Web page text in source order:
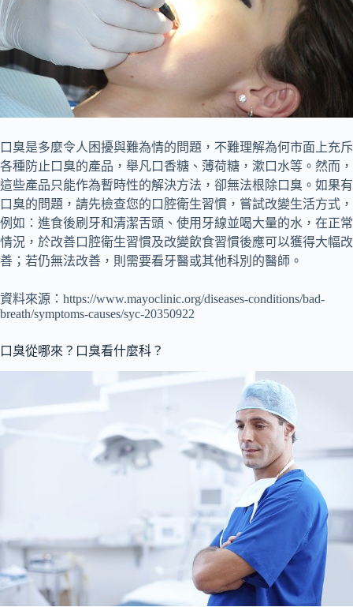
口臭是多麼令人困擾與難為情的問題，不難理解為何市面上充斥
各種防止口臭的產品，舉凡口香糖、薄荷糖，漱口水等。然而，
這些產品只能作為暫時性的解決方法，卻無法根除口臭。如果有
口臭的問題，請先檢查您的口腔衛生習慣，嘗試改變生活方式，
例如：進食後刷牙和清潔舌頭、使用牙線並喝大量的水，在正常
情況，於改善口腔衛生習慣及改變飲食習慣後應可以獲得大幅改
善；若仍無法改善，則需要看牙醫或其他科別的醫師。
資料來源：https://www.mayoclinic.org/diseases-conditions/bad-
breath/symptoms-causes/syc-20350922
口臭從哪來？口臭看什麼科？